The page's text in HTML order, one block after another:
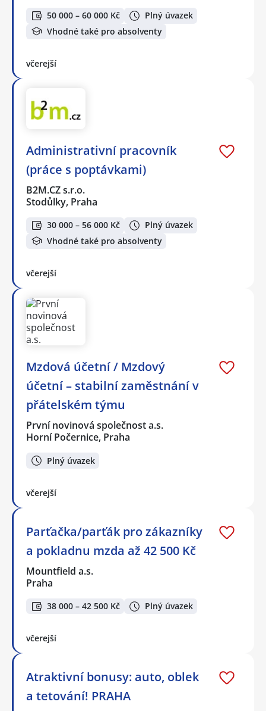
50 000 – 60 000 Kč
Plný úvazek
Vhodné také pro absolventy
včerejší
Administrativní pracovník
(práce s poptávkami)
B2M.CZ s.r.o.
Stodůlky, Praha
30 000 – 56 000 Kč
Plný úvazek
Vhodné také pro absolventy
včerejší
Mzdová účetní / Mzdový
účetní – stabilní zaměstnání v
přátelském týmu
První novinová společnost a.s.
Horní Počernice, Praha
Plný úvazek
včerejší
Parťačka/parťák pro zákazníky
a pokladnu mzda až 42 500 Kč
Mountfield a.s.
Praha
38 000 – 42 500 Kč Plný úvazek
včerejší
Atraktivní bonusy: auto, oblek
a tetování! PRAHA